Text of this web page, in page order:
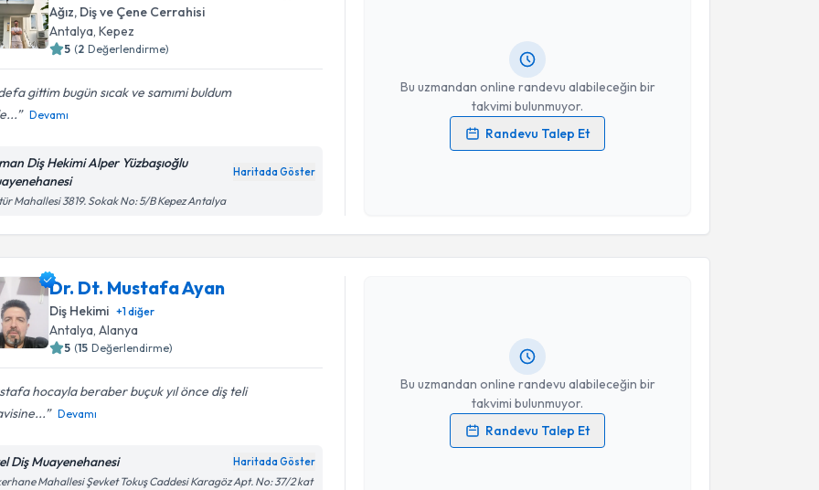
Ağız, Diş ve Çene Cerrahisi
Antalya ,Kepez
5 (2 Değerlendirme)
gittim bugün sıcak ve samımi buldum
Devamı
Diş Hekimi Alper Yüzbaşıoğlu
Haritada Göster
Mahallesi 3819. Sokak No: 5/B Kepez Antalya
Bu uzmandan online randevu alabileceğin bir
takvimi bulunmuyor.
Randevu Talep Et
Kişisel verilerimin işlenmesine ilişkinAydınlatma Metni
Dr. Dt. Mustafa Ayan
Diş Hekimi +1diğer
Antalya ,Alanya
5 (15 Değerlendirme)
hocayla beraber buçuk yıl önce diş teli
Devamı
Diş Muayenehanesi Haritada Göster
Mahallesi Şevket Tokuş Caddesi Karagöz Apt. No: 37/2 kat
Bu uzmandan online randevu alabileceğin bir
takvimi bulunmuyor.
Randevu Talep Et
Kişisel verilerimin işlenmesine ilişkinAydınlatma Metni